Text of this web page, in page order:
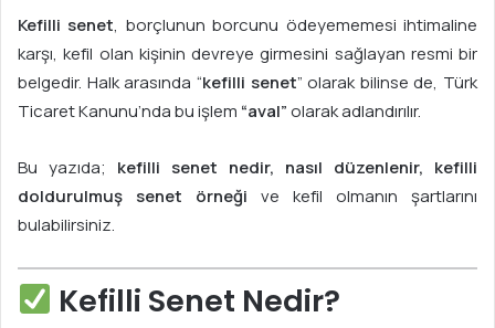
Kefilli senet, borçlunun borcunu ödeyememesi ihtimaline
karşı, kefil olan kişinin devreye girmesini sağlayan resmi bir
belgedir. Halk arasında “kefilli senet” olarak bilinse de, Türk
Ticaret Kanunu’nda bu işlem “aval”olarak adlandırılır.
Bu yazıda; kefilli senet nedir, nasıl düzenlenir, kefilli
doldurulmuş senet örneği ve kefil olmanın şartlarını
bulabilirsiniz.
Kefilli Senet Nedir?